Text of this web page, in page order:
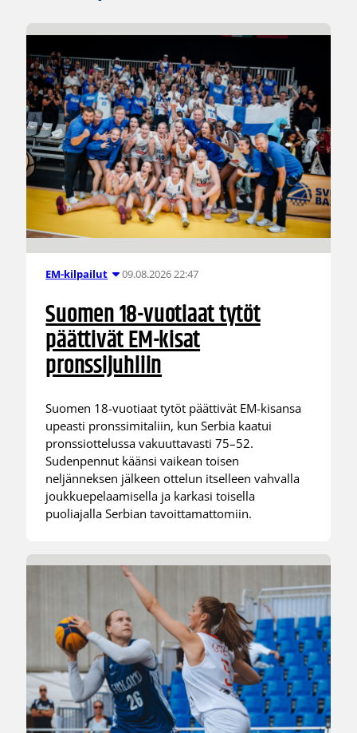
EM-kilpailut 09.08.2026 22:47
Suomen 18-vuotiaat tytöt
päättivät EM-kisat
pronssijuhliin
Suomen 18-vuotiaat tytöt päättivät EM-kisansa
upeasti pronssimitaliin, kun Serbia kaatui
pronssiottelussa vakuuttavasti 75–52.
Sudenpennut käänsi vaikean toisen
neljänneksen jälkeen ottelun itselleen vahvalla
joukkuepelaamisella ja karkasi toisella
puoliajalla Serbian tavoittamattomiin.